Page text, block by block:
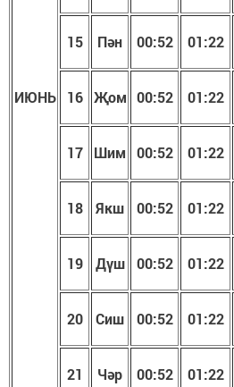
ИЮНЬ
15 Пән 00:52 01:22
16 Җом 00:52 01:22
17 Шим 00:52 01:22
18 Якш 00:52 01:22
19 Дүш 00:52 01:22
20 Сиш 00:52 01:22
21 Чәр 00:52 01:22